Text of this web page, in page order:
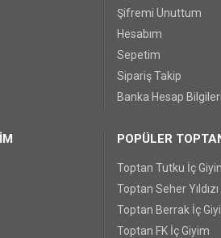
Şifremi Unuttum
Hesabım
Sepetim
Sipariş Takip
Banka Hesap
POPÜLER
Toptan Tutku İç
Toptan Seher
Toptan Berrak İç
Toptan FK İç Giyim